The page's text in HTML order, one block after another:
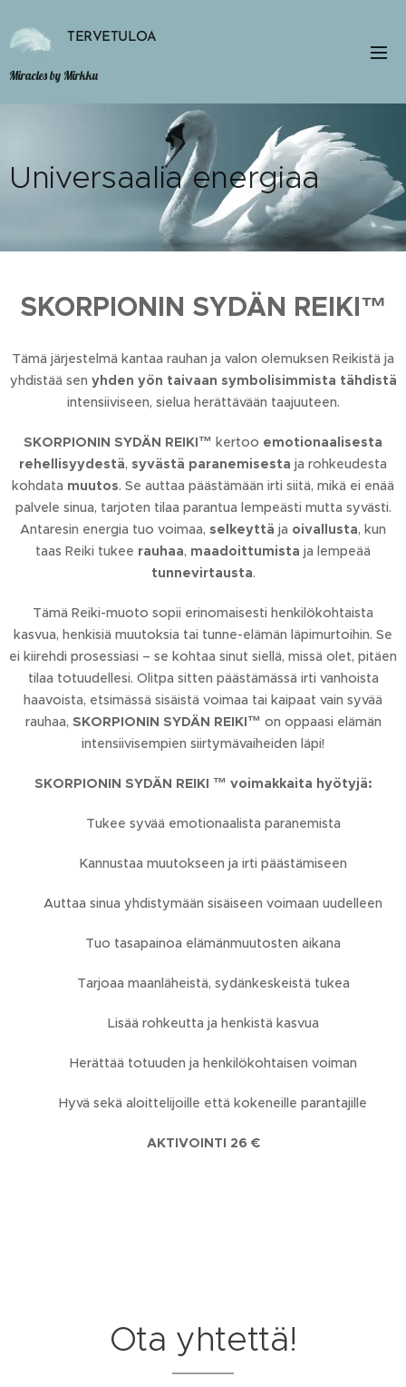
TERVETULOA
Miracles by Mirkku
Universaalia energiaa
SKORPIONIN SYDÄN REIKI™
Tämä järjestelmä kantaa rauhan ja valon olemuksen Reikistä ja
yhdistää sen yhden yön taivaan symbolisimmista tähdistä
intensiiviseen, sielua herättävään taajuuteen.
SKORPIONIN SYDÄN REIKI™ kertoo emotionaalisesta
rehellisyydestä, syvästä paranemisesta ja rohkeudesta
kohdata muutos. Se auttaa päästämään irti siitä, mikä ei enää
palvele sinua, tarjoten tilaa parantua lempeästi mutta syvästi.
Antaresin energia tuo voimaa, selkeyttä ja oivallusta, kun
taas Reiki tukee rauhaa, maadoittumista ja lempeää
tunnevirtausta.
Tämä Reiki-muoto sopii erinomaisesti henkilökohtaista
kasvua, henkisiä muutoksia tai tunne-elämän läpimurtoihin. Se
ei kiirehdi prosessiasi – se kohtaa sinut siellä, missä olet, pitäen
tilaa totuudellesi. Olitpa sitten päästämässä irti vanhoista
haavoista, etsimässä sisäistä voimaa tai kaipaat vain syvää
rauhaa, SKORPIONIN SYDÄN REIKI™ on oppaasi elämän
intensiivisempien siirtymävaiheiden läpi!
SKORPIONIN SYDÄN REIKI ™ voimakkaita hyötyjä:
❤️ Tukee syvää emotionaalista paranemista
❤️ Kannustaa muutokseen ja irti päästämiseen
❤️ Auttaa sinua yhdistymään sisäiseen voimaan uudelleen
❤️ Tuo tasapainoa elämänmuutosten aikana
❤️ Tarjoaa maanläheistä, sydänkeskeistä tukea
❤️ Lisää rohkeutta ja henkistä kasvua
❤️ Herättää totuuden ja henkilökohtaisen voiman
❤️ Hyvä sekä aloittelijoille että kokeneille parantajille
AKTIVOINTI 26 €
Ota yhtettä!